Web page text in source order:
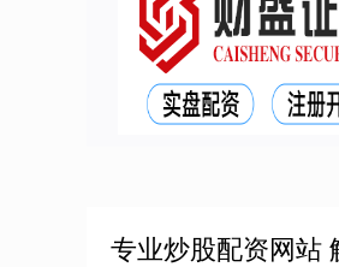
专业炒股配资网站